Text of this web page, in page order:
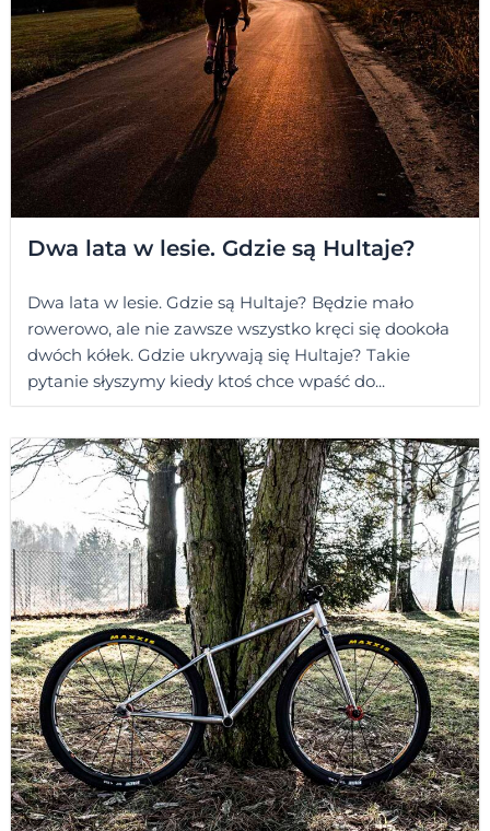
Dwa lata w lesie. Gdzie są Hultaje?
Dwa lata w lesie. Gdzie są Hultaje? Będzie mało
rowerowo, ale nie zawsze wszystko kręci się dookoła
dwóch kółek. Gdzie ukrywają się Hultaje? Takie
pytanie słyszymy kiedy ktoś chce wpaść do...